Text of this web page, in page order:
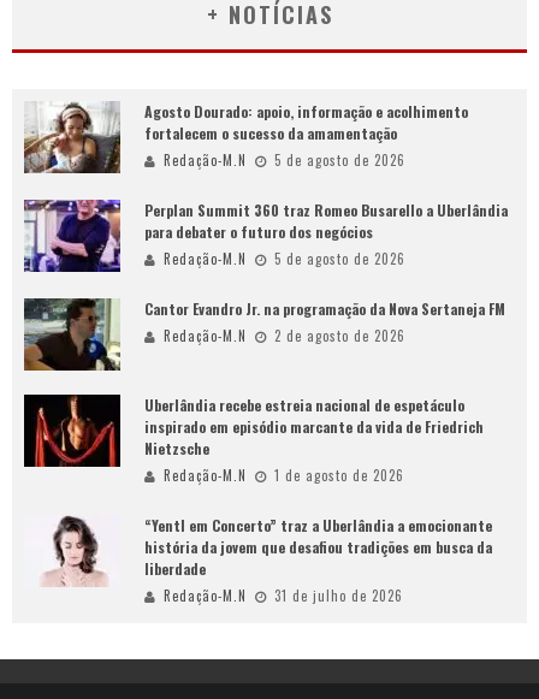
+ NOTÍCIAS
Agosto Dourado: apoio, informação e acolhimento
fortalecem o sucesso da amamentação
Redação-M.N 5 de agosto de 2026
Perplan Summit 360 traz Romeo Busarello a Uberlândia
para debater o futuro dos negócios
Redação-M.N 5 de agosto de 2026
Cantor Evandro Jr. na programação da Nova Sertaneja FM
Redação-M.N 2 de agosto de 2026
Uberlândia recebe estreia nacional de espetáculo
inspirado em episódio marcante da vida de Friedrich
Nietzsche
Redação-M.N 1 de agosto de 2026
“Yentl em Concerto” traz a Uberlândia a emocionante
história da jovem que desafiou tradições em busca da
liberdade
Redação-M.N 31 de julho de 2026